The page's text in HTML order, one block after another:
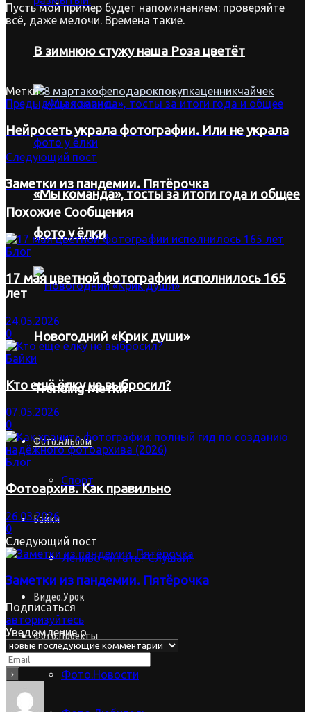
В зимнюю стужу наша Роза цветёт
«Мы команда», тосты за итоги года и общее
фото у ёлки
Новогодний «Крик души»
Trending Метки
Фото.Альбом
Спорт
Байки
Лениво читать? Слушай!
Видео.Урок
Фото.Проекты
Фото.Новости
Пусть мой пример будет напоминанием: проверяйте
всё, даже мелочи. Времена такие.
Метки: 8 мартакофеподарокпокупкаценникчайчек
Предыдущая запись
Нейросеть украла фотографии. Или не украла
Следующий пост
Заметки из пандемии. Пятёрочка
Похожие Сообщения
Блог
17 мая цветной фотографии исполнилось 165
лет
24.05.2026
0
Байки
Кто ещё ёлку не выбросил?
07.05.2026
0
Блог
Фотоархив. Как правильно
26.03.2026
0
Следующий пост
Заметки из пандемии. Пятёрочка
Подписаться
авторизуйтесь
Уведомление о